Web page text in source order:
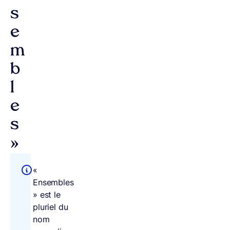
s
e
m
b
l
e
s
»
«
Ensembles
» est le
pluriel du
nom